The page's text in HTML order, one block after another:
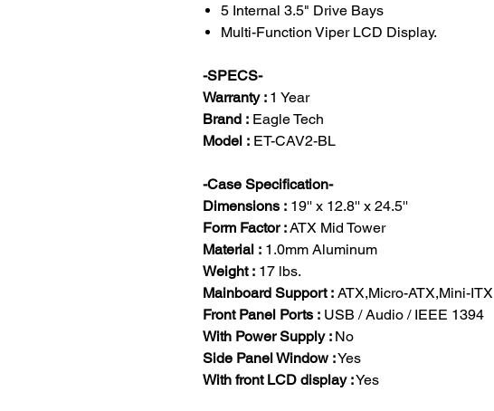
5 Internal 3.5" Drive Bays
Multi-Function Viper LCD Display.
-SPECS-
Warranty : 1 Year
Brand : Eagle Tech
Model : ET-CAV2-BL
-Case Specification-
Dimensions : 19'' x 12.8'' x 24.5''
Form Factor :ATX Mid Tower
Material : 1.0mm Aluminum
Weight : 17 lbs.
Mainboard Support : ATX,Micro-ATX,Mini-ITX
Front Panel Ports : USB / Audio / IEEE 1394
With Power Supply : No
Side Panel Window :Yes
With front LCD display :Yes